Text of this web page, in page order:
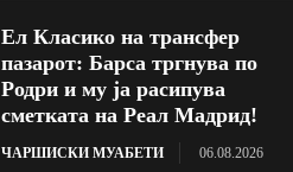
Ел Класико на трансфер
пазарот: Барса тргнува по
Родри и му ја расипува
сметката на Реал Мадрид!
ЧАРШИСКИ МУАБЕТИ 06.08.2026